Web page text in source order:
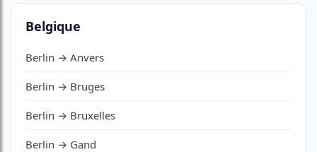
Belgique
Berlin → Anvers
Berlin → Bruges
Berlin → Bruxelles
Berlin → Gand